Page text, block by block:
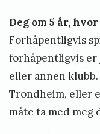
Deg om 5 år,
Forhåpentligvis
forhåpentligvis er
eller annen
Trondheim, eller
måte ta med meg